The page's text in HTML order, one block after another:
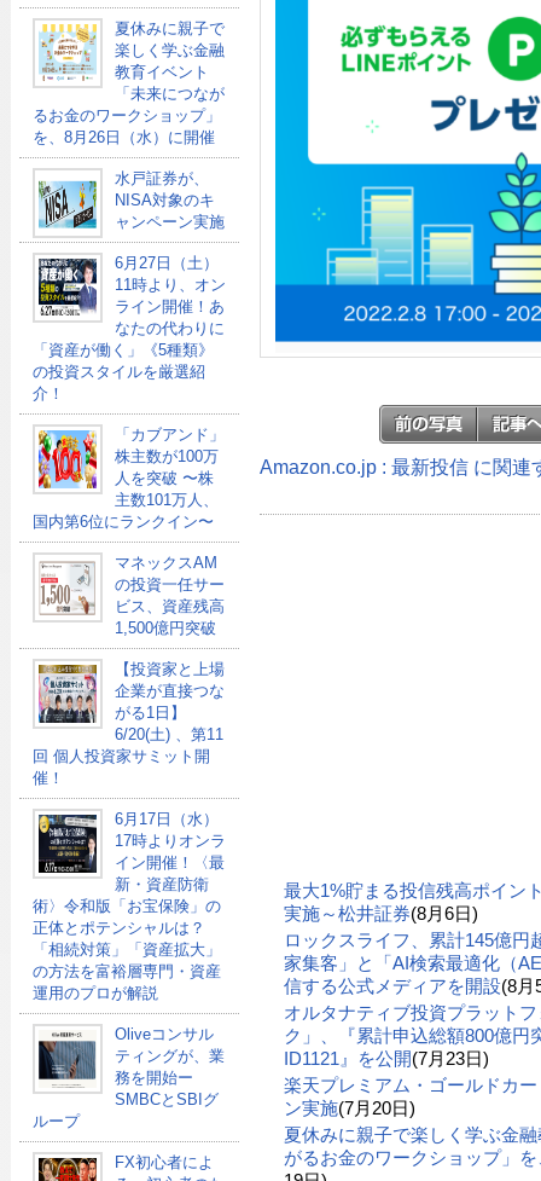
夏休みに親子で
楽しく学ぶ金融
教育イベント
「未来につなが
るお金のワークショップ」
を、8月26日（水）に開催
水戸証券が、
NISA対象のキ
ャンペーン実施
6月27日（土）
11時より、オン
ライン開催！あ
なたの代わりに
「資産が働く」《5種類》
の投資スタイルを厳選紹
介！
「カブアンド」
株主数が100万
人を突破 〜株
主数101万人、
国内第6位にランクイン〜
マネックスAM
の投資一任サー
ビス、資産残高
1,500億円突破
【投資家と上場
企業が直接つな
がる1日】
6/20(土) 、第11
回 個人投資家サミット開
催！
6月17日（水）
17時よりオンラ
イン開催！〈最
新・資産防衛
術〉令和版「お宝保険」の
正体とポテンシャルは？
「相続対策」「資産拡大」
の方法を富裕層専門・資産
運用のプロが解説
Oliveコンサル
ティングが、業
務を開始ー
SMBCとSBIグ
ループ
FX初心者によ
Amazon.co.jp : 最新投信 に関連
最大1%貯まる投信残高ポイン
実施～松井証券(8月6日)
ロックスライフ、累計145億円
家集客」と「AI検索最適化（
信する公式メディアを開設(8月
オルタナティブ投資プラット
ク」、『累計申込総額800億円
ID1121』を公開(7月23日)
楽天プレミアム・ゴールドカ
ン実施(7月20日)
夏休みに親子で楽しく学ぶ金
がるお金のワークショップ」